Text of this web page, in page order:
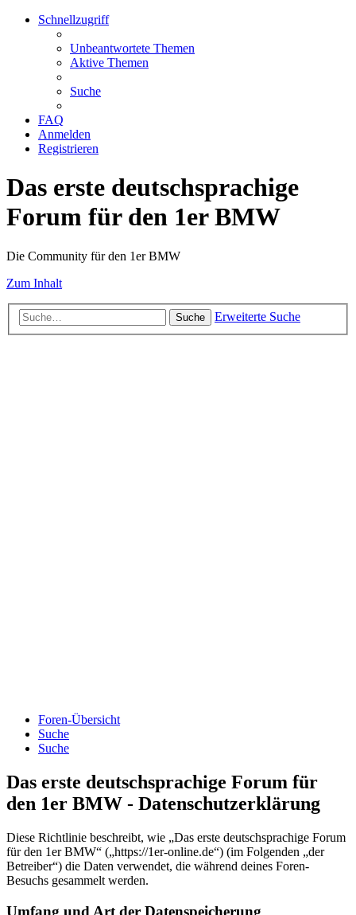
Schnellzugriff
Unbeantwortete Themen
Aktive Themen
Suche
FAQ
Anmelden
Registrieren
Das erste deutschsprachige
Forum für den 1er BMW
Die Community für den 1er BMW
Zum Inhalt
Suche Erweiterte Suche
Foren-Übersicht
Suche
Suche
Das erste deutschsprachige Forum für
den 1er BMW - Datenschutzerklärung
Diese Richtlinie beschreibt, wie „Das erste deutschsprachige Forum
für den 1er BMW“ („https://1er-online.de“) (im Folgenden „der
Betreiber“) die Daten verwendet, die während deines Foren-
Besuchs gesammelt werden.
Umfang und Art der Datenspeicherung